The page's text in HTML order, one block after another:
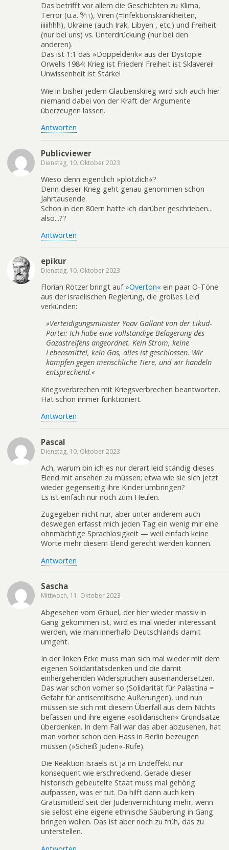
Das betrifft vor allem die Geschichten zu Klima,
Terror (u.a. 9⁄11 ), Viren (=Infektionskrankheiten,
iiiiihhh), Ukraine (auch Irak, Libyen , etc.) und Freiheit
(nur bei uns) vs. Unterdrückung (nur bei den
anderen).
Das ist 1:1 das »Doppeldenk« aus der Dystopie
Orwells 1984: Krieg ist Frieden! Freiheit ist Sklaverei!
Unwissenheit ist Stärke!
Wie in bisher jedem Glaubenskrieg wird sich auch hier
niemand dabei von der Kraft der Argumente
überzeugen lassen.
Antworten
Publicviewer
Dienstag, 10. Oktober 2023
Wieso denn eigentlich »plötzlich«?
Denn dieser Krieg geht genau genommen schon
Jahrtausende.
Schon in den 80ern hatte ich darüber geschrieben...
also...??
Antworten
epikur
Dienstag, 10. Oktober 2023
Florian Rötzer bringt auf »Overton« ein paar O‑Töne
aus der israelischen Regierung, die großes Leid
verkünden:
»Verteidigungsminister Yoav Gallant von der Likud-
Partei: Ich habe eine vollständige Belagerung des
Gazastreifens angeordnet. Kein Strom, keine
Lebensmittel, kein Gas, alles ist geschlossen. Wir
kämpfen gegen menschliche Tiere, und wir handeln
entsprechend.«
Kriegsverbrechen mit Kriegsverbrechen beantworten.
Hat schon immer funktioniert.
Antworten
Pascal
Dienstag, 10. Oktober 2023
Ach, warum bin ich es nur derart leid ständig dieses
Elend mit ansehen zu müssen; etwa wie sie sich jetzt
wieder gegenseitig ihre Kinder umbringen?
Es ist einfach nur noch zum Heulen.
Zugegeben nicht nur, aber unter anderem auch
deswegen erfasst mich jeden Tag ein wenig mir eine
ohnmächtige Sprachlosigkeit — weil einfach keine
Worte mehr diesem Elend gerecht werden können.
Antworten
Sascha
Mittwoch, 11. Oktober 2023
Abgesehen vom Gräuel, der hier wieder massiv in
Gang gekommen ist, wird es mal wieder interessant
werden, wie man innerhalb Deutschlands damit
umgeht.
In der linken Ecke muss man sich mal wieder mit dem
eigenen Solidaritätsdenken und die damit
einhergehenden Widersprüchen auseinandersetzen.
Das war schon vorher so (Solidarität für Palästina =
Gefahr für antisemitische Äußerungen), und nun
müssen sie sich mit diesem Überfall aus dem Nichts
befassen und ihre eigene »solidarischen« Grundsätze
überdenken. In dem Fall war das aber abzusehen, hat
man vorher schon den Hass in Berlin bezeugen
müssen (»Scheiß Juden«-Rufe).
Die Reaktion Israels ist ja im Endeffekt nur
konsequent wie erschreckend. Gerade dieser
historisch gebeutelte Staat muss mal gehörig
aufpassen, was er tut. Da hilft dann auch kein
Gratismitleid seit der Judenvernichtung mehr, wenn
sie selbst eine eigene ethnische Säuberung in Gang
bringen wollen. Das ist aber noch zu früh, das zu
unterstellen.